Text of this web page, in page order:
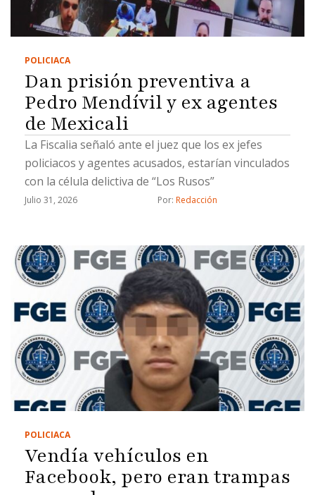
POLICIACA
Dan prisión preventiva a
Pedro Mendívil y ex agentes
de Mexicali
La Fiscalia señaló ante el juez que los ex jefes
policiacos y agentes acusados, estarían vinculados
con la célula delictiva de “Los Rusos”
Julio 31, 2026 Por: Redacción
POLICIACA
Vendía vehículos en
Facebook, pero eran trampas